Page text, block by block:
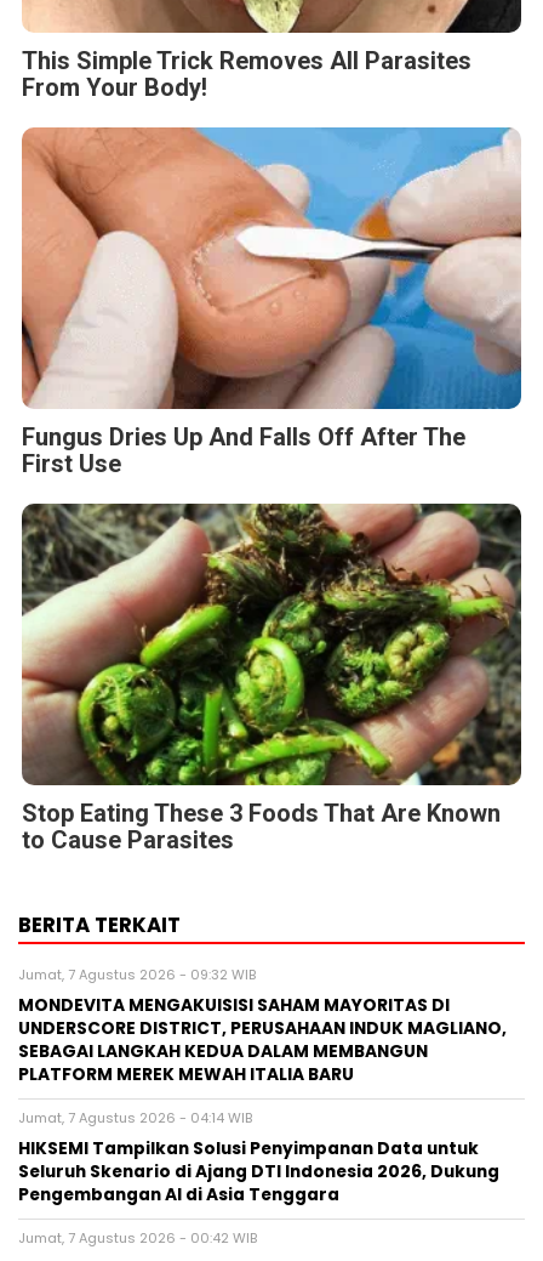
This Simple Trick Removes All Parasites
From Your Body!
Fungus Dries Up And Falls Off After The
First Use
Stop Eating These 3 Foods That Are Known
to Cause Parasites
BERITA TERKAIT
Jumat, 7 Agustus 2026 - 09:32 WIB
MONDEVITA MENGAKUISISI SAHAM MAYORITAS DI
UNDERSCORE DISTRICT, PERUSAHAAN INDUK MAGLIANO,
SEBAGAI LANGKAH KEDUA DALAM MEMBANGUN
PLATFORM MEREK MEWAH ITALIA BARU
Jumat, 7 Agustus 2026 - 04:14 WIB
HIKSEMI Tampilkan Solusi Penyimpanan Data untuk
Seluruh Skenario di Ajang DTI Indonesia 2026, Dukung
Pengembangan AI di Asia Tenggara
Jumat, 7 Agustus 2026 - 00:42 WIB